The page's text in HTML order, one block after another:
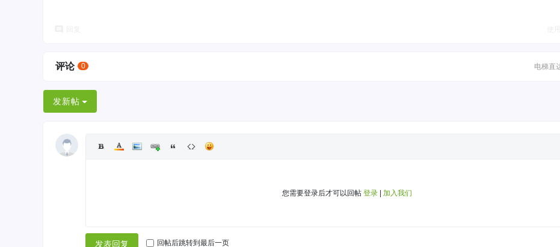
评论 0 电梯直
发新帖
您需要登录后才可以回帖 登录 加入我们
发表回复 回帖后跳转到最后一页